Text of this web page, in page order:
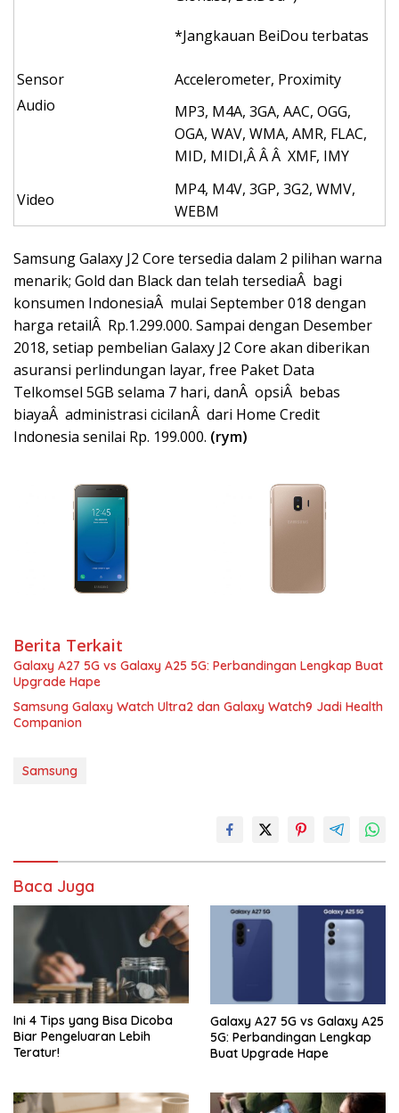
*Jangkauan BeiDou terbatas
Sensor
Accelerometer, Proximity
Audio
MP3, M4A, 3GA, AAC, OGG,
OGA, WAV, WMA, AMR, FLAC,
MID, MIDI,Â Â Â XMF, IMY
Video
MP4, M4V, 3GP, 3G2, WMV,
WEBM
Samsung Galaxy J2 Core tersedia dalam 2 pilihan warna
menarik; Gold dan Black dan telah tersediaÂ bagi
konsumen IndonesiaÂ mulai September 018 dengan
harga retailÂ Rp.1.299.000. Sampai dengan Desember
2018, setiap pembelian Galaxy J2 Core akan diberikan
asuransi perlindungan layar, free Paket Data
Telkomsel 5GB selama 7 hari, danÂ opsiÂ bebas
biayaÂ administrasi cicilanÂ dari Home Credit
Indonesia senilai Rp. 199.000. (rym)
Berita Terkait
Galaxy A27 5G vs Galaxy A25 5G: Perbandingan Lengkap Buat
Upgrade Hape
Samsung Galaxy Watch Ultra2 dan Galaxy Watch9 Jadi Health
Companion
Samsung
Baca Juga
Ini 4 Tips yang Bisa Dicoba
Biar Pengeluaran Lebih
Teratur!
Galaxy A27 5G vs Galaxy A25
5G: Perbandingan Lengkap
Buat Upgrade Hape